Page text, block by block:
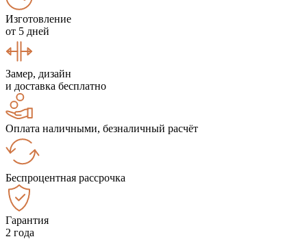
Изготовление
от 5 дней
Замер, дизайн
и доставка бесплатно
Оплата наличными, безналичный расчёт
Беспроцентная рассрочка
Гарантия
2 года